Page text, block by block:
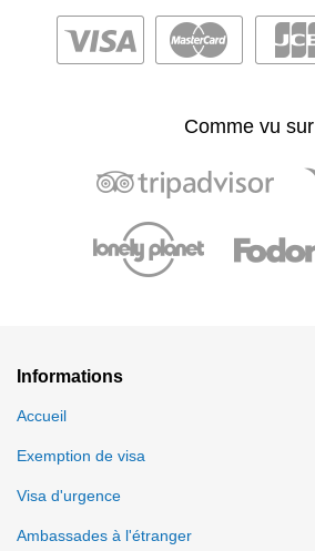
Comme vu sur
Informations
Accueil
Exemption de visa
Visa d'urgence
Ambassades à l'étranger